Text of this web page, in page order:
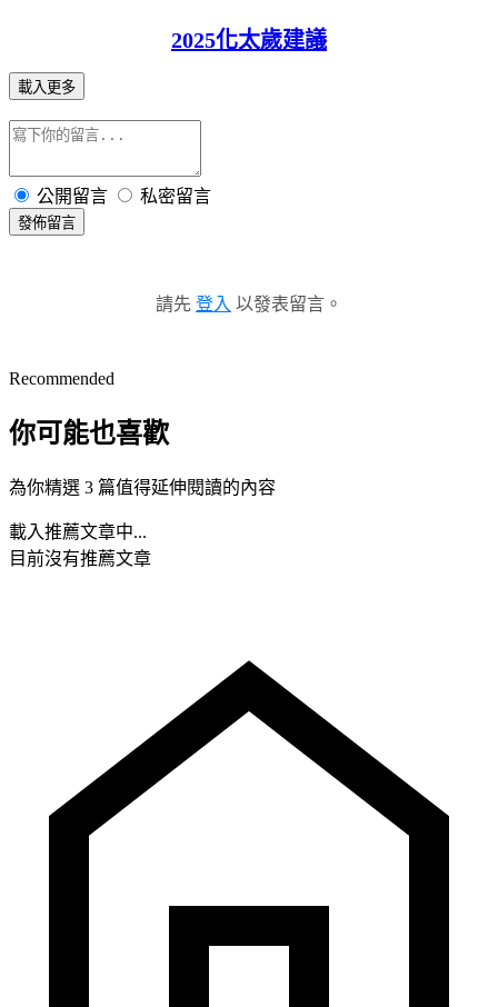
2025化太歲建議
載入更多
公開留言 私密留言
發佈留言
請先 登入 以發表留言。
Recommended
你可能也喜歡
為你精選 3 篇值得延伸閱讀的內容
載入推薦文章中...
目前沒有推薦文章